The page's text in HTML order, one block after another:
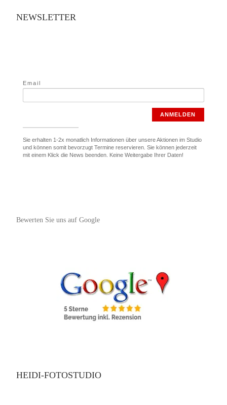
NEWSLETTER
Email
ANMELDEN
Sie erhalten 1-2x monatlich Informationen über unsere Aktionen im Studio
und können somit bevorzugt Termine reservieren. Sie können jederzeit
mit einem Klick die News beenden. Keine Weitergabe Ihrer Daten!
Bewerten Sie uns auf Google
HEIDI-FOTOSTUDIO